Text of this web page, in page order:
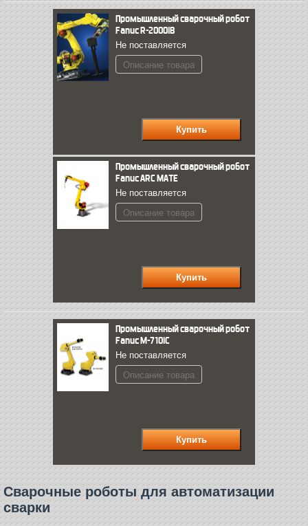
Промышленный сварочный робот
Fanuc R-2000iB
Не поставляется
Описание товара
Промышленный сварочный робот
Fanuc ARC MATE
Не поставляется
Описание товара
Промышленный сварочный робот
Fanuc M-710iC
Не поставляется
Описание товара
Сварочные роботы для автоматизации
сварки